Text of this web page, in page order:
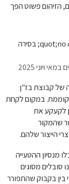
הזיהום פשוט הפך
ויוני 2025
התגובה של קבוצת בז"ן
צפויה, אך מקוממת. במקום לקחת
לקעקע את
שהמקור
הייצור שלהם.
מנסיון ההטעייה
סובלים מסוגים
בין בקבוק שהתפורר